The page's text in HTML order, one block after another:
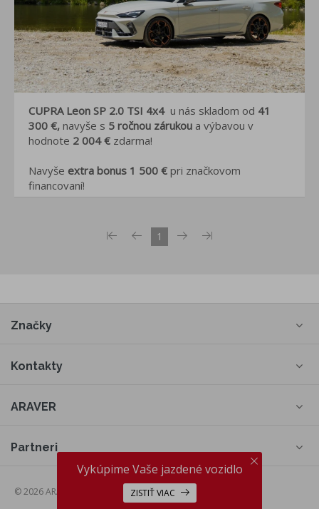
Vykúpime Vaše jazdené vozidlo
ZISTIŤ VIAC
CUPRA Leon SP 2.0 TSI 4x4 u nás skladom od 41
300 €, navyše s 5 ročnou zárukou a výbavou v
hodnote 2 004 € zdarma!
Navyše extra bonus 1 500 € pri značkovom
financovaní!
1
Značky
Kontakty
ARAVER
Partneri
© 2026 ARAVER a.s., web by cream